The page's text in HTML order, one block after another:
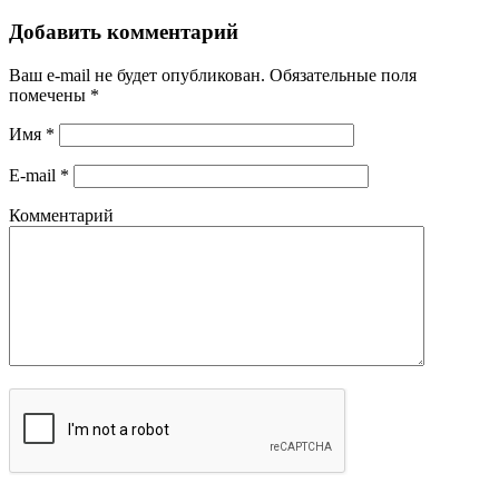
Добавить комментарий
Ваш e-mail не будет опубликован. Обязательные поля
помечены *
Имя *
E-mail *
Комментарий